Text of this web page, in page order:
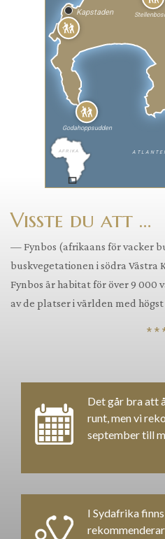
Kapstaden
Godahoppsudden
AFRIKA
Visste du att …
— Fynbos (afrikaans för vacker
buskvegetationen i södra Västra
Fynbos är habitat för över 9
av de platser i världen med
* *
Det går bra att
runt, men vi
september till
I Sydafrika